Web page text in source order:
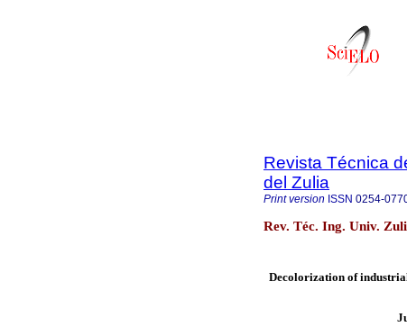
Revista Técnica
del Zulia
Print version ISSN 0254-
Rev. Téc. Ing. Univ.
Decolorization of